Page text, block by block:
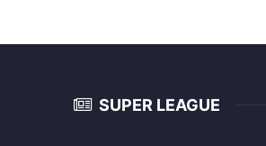
SUPER LEAGUE